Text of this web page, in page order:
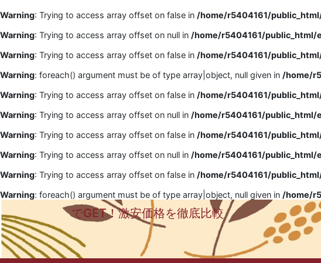
Warning: Trying to access array offset on false in /home/r5404161/
Warning: Trying to access array offset on null in /home/r5404161/public_html/
Warning: Trying to access array offset on false in /home/r5404161/
Warning: foreach() argument must be of type array|object, null given in /home/
Warning: Trying to access array offset on false in /home/r5404161/
Warning: Trying to access array offset on null in /home/r5404161/public_html/
Warning: Trying to access array offset on false in /home/r5404161/
Warning: Trying to access array offset on null in /home/r5404161/public_html/
Warning: Trying to access array offset on false in /home/r5404161/
Warning: foreach() argument must be of type array|object, null given in /home/
でGET！激安価格を徹底比較